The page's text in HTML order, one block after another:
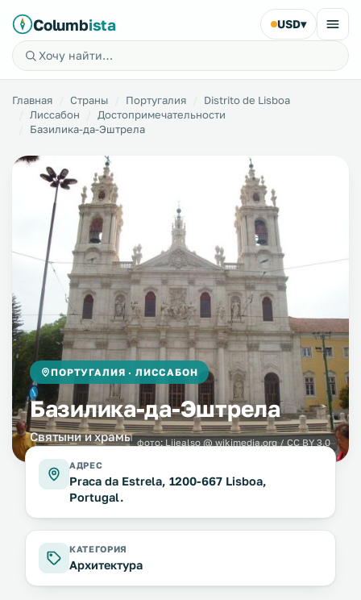
Columbista USD▾
Главная Страны Португалия
Distrito de Lisboa
Лиссабон
Достопримечательности
Базилика-да-Эштрела
ПОРТУГАЛИЯ · ЛИССАБОН
Базилика-да-Эштрела
Святыни и храмы фото: Lijealso @ wikimedia.org / CC BY 3.0
АДРЕС
Praсa da Estrela, 1200-667 Lisboa,
Portugal.
КАТЕГОРИЯ
Архитектура